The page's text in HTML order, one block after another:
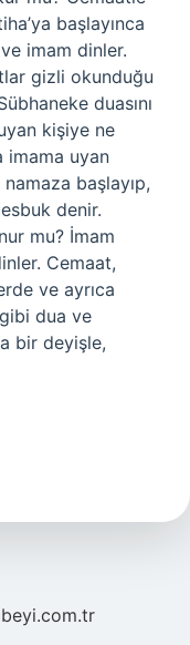
başlayınca
imam dinler.
gizli okunduğu
duasını
kişiye ne
imama uyan
başlayıp,
denir.
mu? İmam
Cemaat,
ve ayrıca
dua ve
bir deyişle,